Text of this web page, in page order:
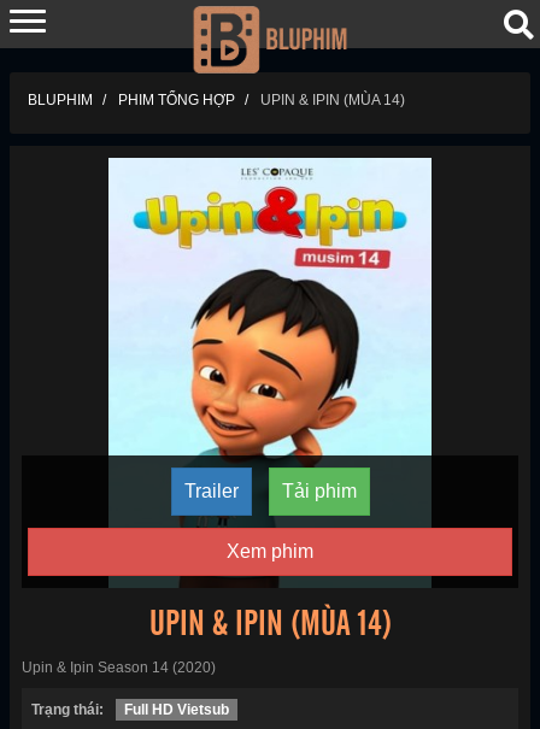
BLUPHIM PHIM TỔNG HỢP UPIN & IPIN (MÙA 14)
Trailer Tải phim
Xem phim
UPIN & IPIN (MÙA 14)
Upin & Ipin Season 14 (2020)
Trạng thái:
Full HD Vietsub